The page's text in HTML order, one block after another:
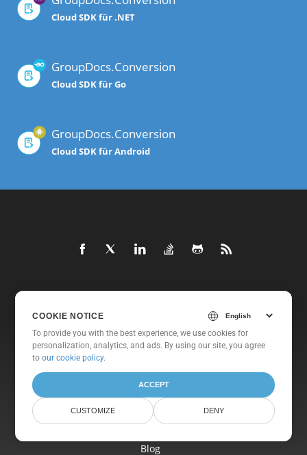
Cloud SDK für .NET
GroupDocs.Conversion
Cloud SDK für Go
GroupDocs.Conversion
Cloud SDK für Android
Neue Veröffentlichungen
Dokumente
Freie Unterstützung
Kostenlose Beratung
Blog
COOKIE NOTICE
To provide you with the best experience, we use cookies for
personalization, analytics, and ads. By using our site, you agree
toour cookie policy.
ACCEPT
CUSTOMIZE DENY